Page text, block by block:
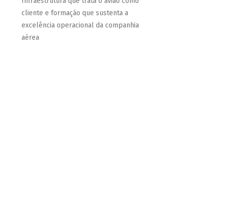
cliente e formação que sustenta a
excelência operacional da companhia
aérea